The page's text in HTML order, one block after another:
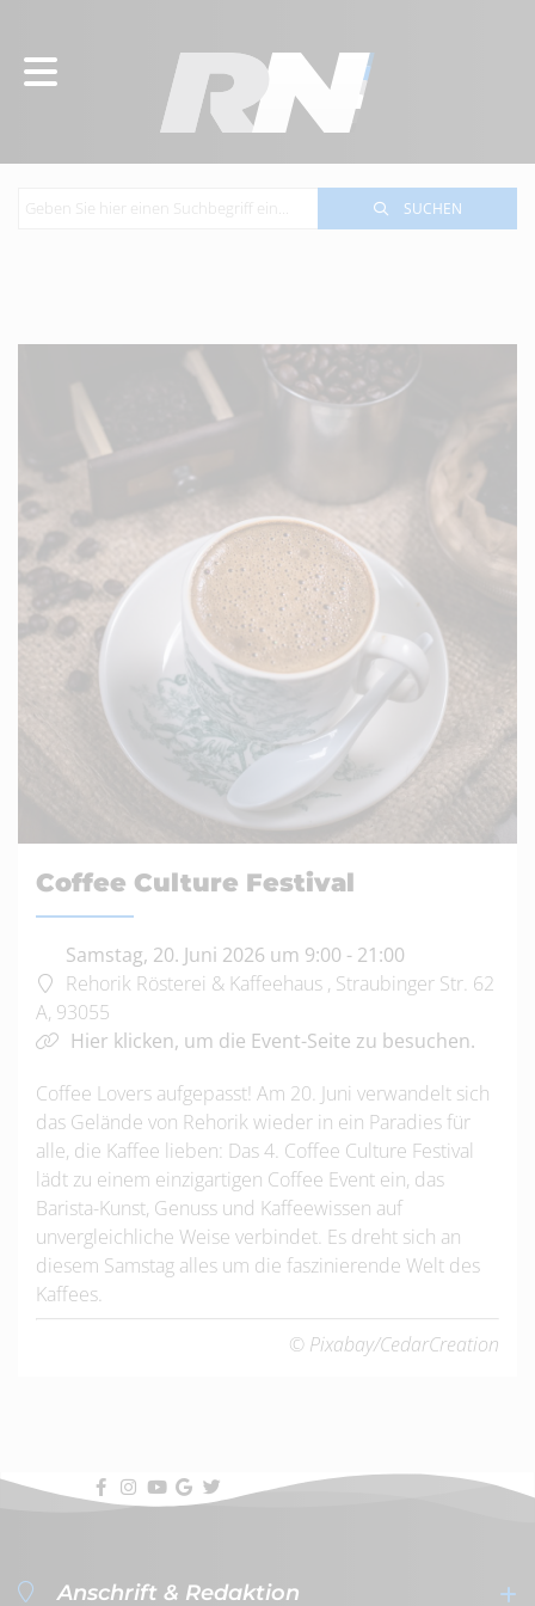
SUCHEN
Coffee Culture Festival
Samstag, 20. Juni 2026 um 9:00 - 21:00
Rehorik Rösterei & Kaffeehaus , Straubinger Str. 62
A, 93055
Hier klicken, um die Event-Seite zu besuchen.
Coffee Lovers aufgepasst! Am 20. Juni verwandelt sich
das Gelände von Rehorik wieder in ein Paradies für
alle, die Kaffee lieben: Das 4. Coffee Culture Festival
lädt zu einem einzigartigen Coffee Event ein, das
Barista-Kunst, Genuss und Kaffeewissen auf
unvergleichliche Weise verbindet. Es dreht sich an
diesem Samstag alles um die faszinierende Welt des
Kaffees.
© Pixabay/CedarCreation
Anschrift & Redaktion